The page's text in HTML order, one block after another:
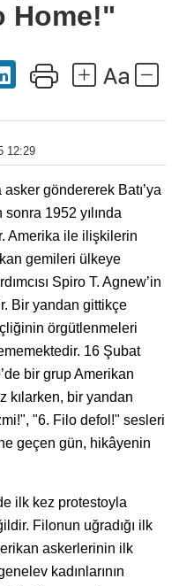
Home!"
12:29
göndererek Batı’ya
sonra 1952 yılında
Amerika ile ilişkilerin
gemileri ülkeye
Spiro T. Agnew’in
Bir yandan gittikçe
örgütlenmeleri
16 Şubat
bir grup Amerikan
kılarken, bir yandan
"6. Filo defol!" sesleri
geçen gün, hikâyenin
ilk kez protestoyla
Filonun uğradığı ilk
askerlerinin ilk
kadınlarının